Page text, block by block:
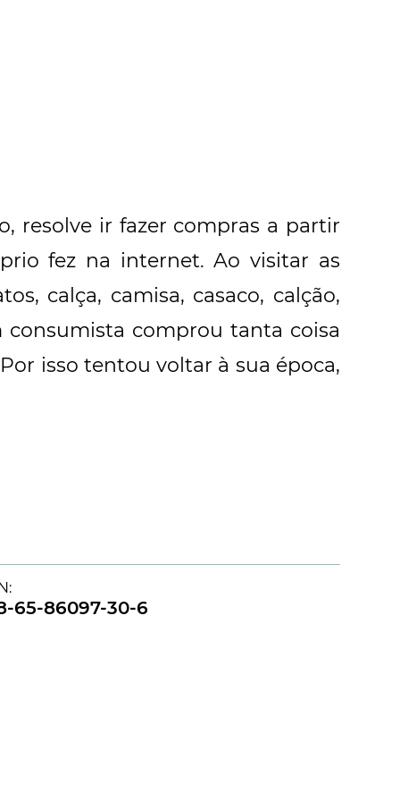
resolve ir fazer compras a partir
fez na internet. Ao visitar as
calça, camisa, casaco, calção,
comprou tanta coisa
isso tentou voltar à sua época,
65-86097-30-6